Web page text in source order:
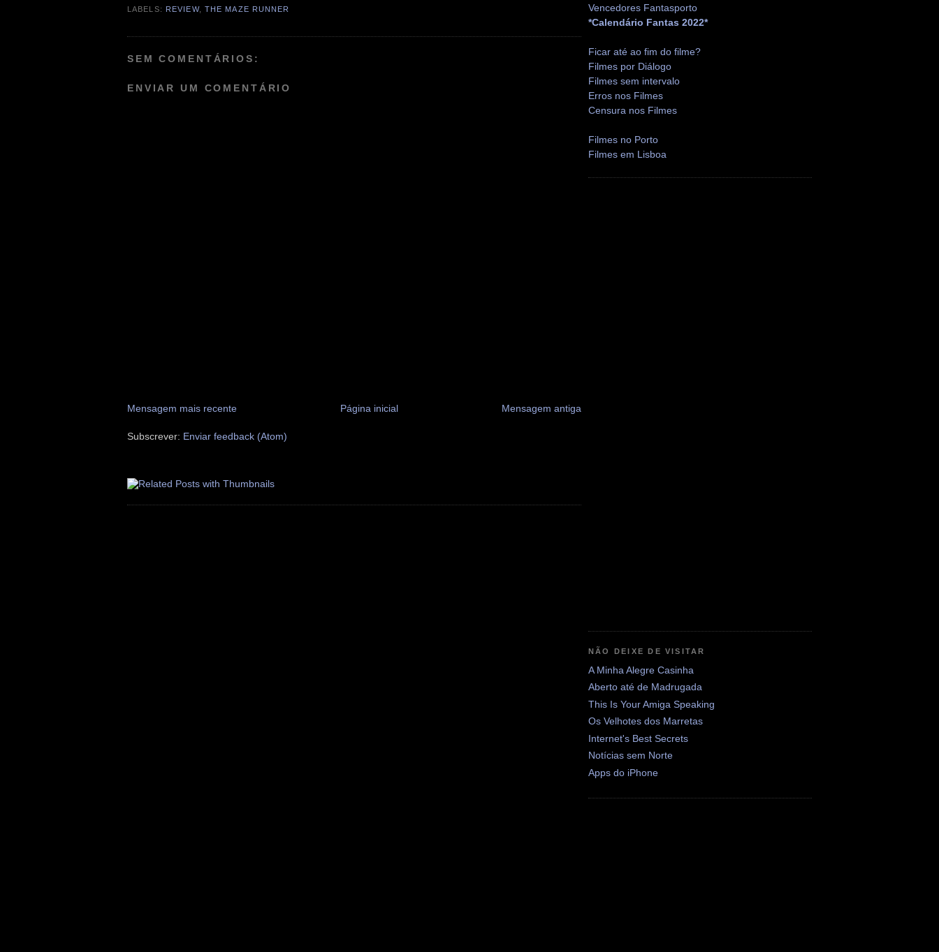
LABELS: REVIEW, THE MAZE RUNNER
SEM COMENTÁRIOS:
ENVIAR UM COMENTÁRIO
Mensagem mais recente Mensagem antiga
Página inicial
Subscrever: Enviar feedback (Atom)
Vencedores Fantasporto
*Calendário Fantas 2022*
Ficar até ao fim do filme?
Filmes por Diálogo
Filmes sem intervalo
Erros nos Filmes
Censura nos Filmes
Filmes no Porto
Filmes em Lisboa
NÃO DEIXE DE VISITAR
A Minha Alegre Casinha
Aberto até de Madrugada
This Is Your Amiga Speaking
Os Velhotes dos Marretas
Internet's Best Secrets
Notícias sem Norte
Apps do iPhone